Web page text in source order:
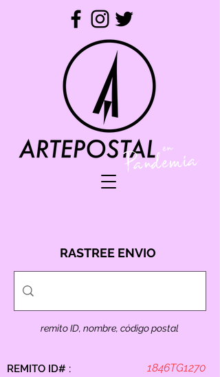
RASTREE ENVIO
remito ID, nombre, código postal
REMITO ID# : 1846TG1270